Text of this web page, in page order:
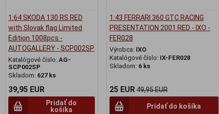
1:64 SKODA 130 RS RED
with Slovak flag Limited
Edition 1008pcs -
AUTOGALLERY - SCP002SP
Katalógové číslo: AG-
SCP002SP
Skladom: 627 ks
39,95 EUR
Pridať do
košíka
1:43 FERRARI 360 GTC RACING
PRESENTATION 2001 RED - IXO -
FER028
Výrobca: IXO
Katalógové číslo: IX-FER028
Skladom: 6 ks
25 EUR49,95 EUR
Pridať do košíka